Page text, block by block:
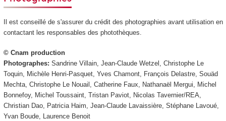
Il est conseillé de s'assurer du crédit des photographies avant utilisation en
contactant les responsables des photothèques.
© Cnam production
Photographes: Sandrine Villain, Jean-Claude Wetzel, Christophe Le
Toquin, Michèle Henri-Pasquet, Yves Chamont, François Delastre, Souäd
Mechta, Christophe Le Nouail, Catherine Faux, Nathanaël Mergui, Michel
Bonnefoy, Michel Toussaint, Tristan Paviot, Nicolas Tavernier/REA,
Christian Dao, Patricia Haim, Jean-Claude Lavaissière, Stéphane Lavoué,
Yvan Boude, Laurence Benoit